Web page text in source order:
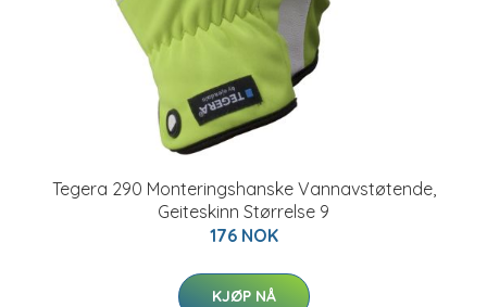
Tegera 290 Monteringshanske Vannavstøtende,
Geiteskinn Størrelse 9
176 NOK
KJØP NÅ